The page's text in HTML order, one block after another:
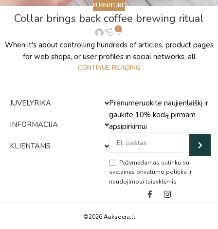
FURNITURE
Collar brings back coffee brewing ritual
0
When it's about controlling hundreds of articles, product pages
for web shops, or user profiles in social networks, all
CONTINUE READING
JUVELYRIKA
INFORMACIJA
KLIENTAMS
Prenumeruokite naujienlaiškį ir
gaukite 10% kodą pirmam
apsipirkimui
Pažymėdamas sutinku su
svetainės privatumo politika ir
naudojimosi taisyklėmis
Alternative:
©2026 Auksoera.lt